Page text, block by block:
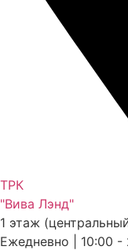
ТРК
"Вива Лэнд"
1 этаж
Ежедневно | 10:00 -